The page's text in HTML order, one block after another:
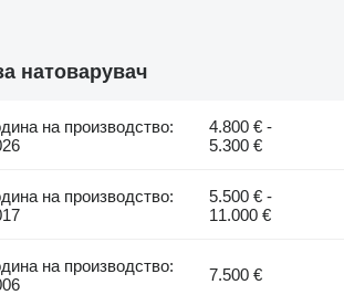
натоварувач
на производство:
4.800 € -
5.300 €
на производство:
5.500 € -
11.000 €
на производство:
7.500 €